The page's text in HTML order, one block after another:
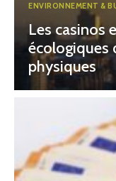
ENVIRONNEMENT &
Les casinos
écologiques
physiques